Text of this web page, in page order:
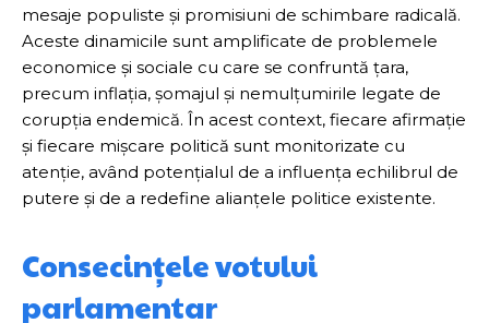
mesaje populiste și promisiuni de schimbare radicală.
Aceste dinamicile sunt amplificate de problemele
economice și sociale cu care se confruntă țara,
precum inflația, șomajul și nemulțumirile legate de
corupția endemică. În acest context, fiecare afirmație
și fiecare mișcare politică sunt monitorizate cu
atenție, având potențialul de a influența echilibrul de
putere și de a redefine alianțele politice existente.
Consecințele votului
parlamentar